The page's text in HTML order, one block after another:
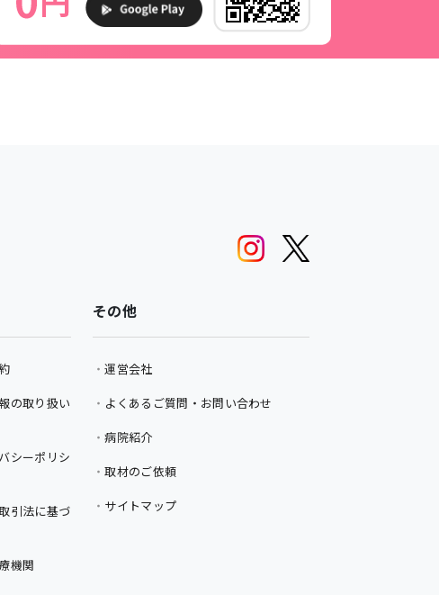
の取り扱い
シーポリシ
引法に基づ
機関
その他
運営会社
よくあるご質問・お問い合わせ
病院紹介
取材のご依頼
サイトマップ